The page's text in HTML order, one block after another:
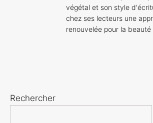
végétal et son style
chez ses lecteurs une
renouvelée pour la beauté
Rechercher